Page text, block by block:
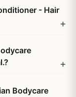
- Hair
Bodycare